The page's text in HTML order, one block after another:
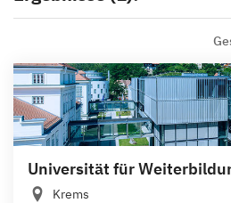
Universität für
Krems